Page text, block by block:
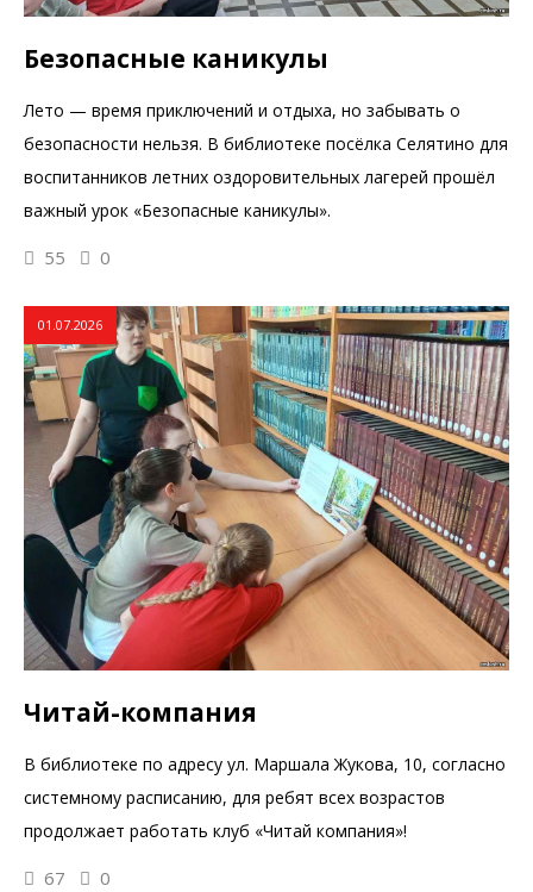
Безопасные каникулы
Лето — время приключений и отдыха, но забывать о
безопасности нельзя. В библиотеке посёлка Селятино для
воспитанников летних оздоровительных лагерей прошёл
важный урок «Безопасные каникулы».
55 0
01.07.2026
Читай-компания
В библиотеке по адресу ул. Маршала Жукова, 10, согласно
системному расписанию, для ребят всех возрастов
продолжает работать клуб «Читай компания»!
67 0